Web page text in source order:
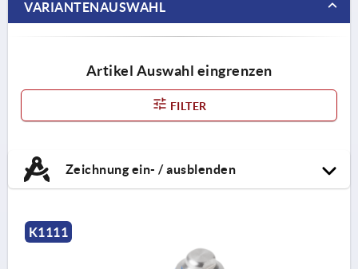
VARIANTENAUSWAHL
Artikel Auswahl eingrenzen
FILTER
Zeichnung ein- / ausblenden
K1111